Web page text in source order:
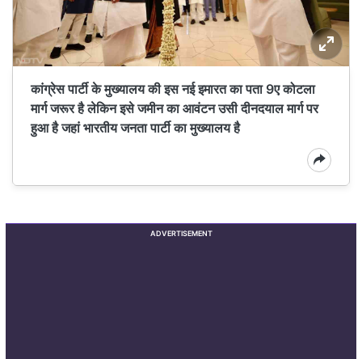
कांग्रेस पार्टी के मुख्यालय की इस नई इमारत का पता 9ए कोटला
मार्ग जरूर है लेकिन इसे जमीन का आवंटन उसी दीनदयाल मार्ग पर
हुआ है जहां भारतीय जनता पार्टी का मुख्यालय है
ADVERTISEMENT